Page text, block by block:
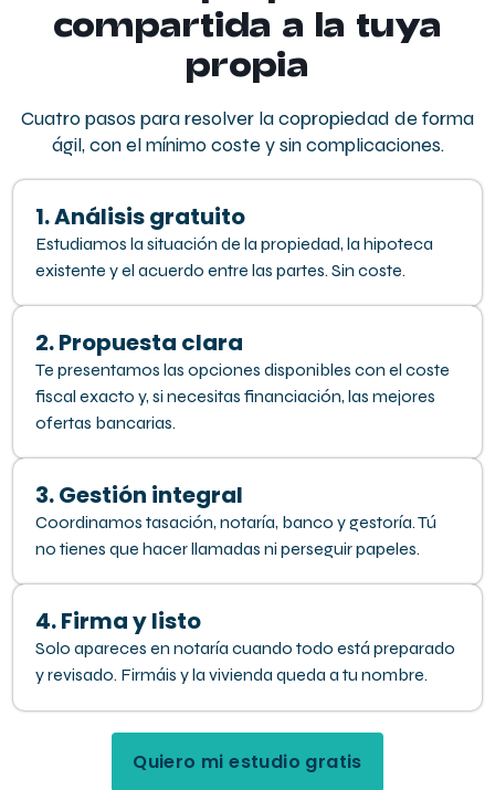
compartida a la tuya
propia
Cuatro pasos para resolver la copropiedad de forma
ágil, con el mínimo coste y sin complicaciones.
1. Análisis gratuito
Estudiamos la situación de la propiedad, la hipoteca
existente y el acuerdo entre las partes. Sin coste.
2. Propuesta clara
Te presentamos las opciones disponibles con el coste
fiscal exacto y, si necesitas financiación, las mejores
ofertas bancarias.
3. Gestión integral
Coordinamos tasación, notaría, banco y gestoría. Tú
no tienes que hacer llamadas ni perseguir papeles.
4. Firma y listo
Solo apareces en notaría cuando todo está preparado
y revisado. Firmáis y la vivienda queda a tu nombre.
Quiero mi estudio gratis